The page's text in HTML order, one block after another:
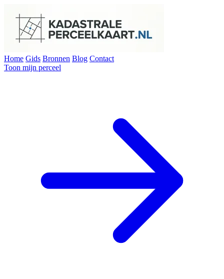
Home Gids Bronnen Blog Contact
Toon mijn perceel